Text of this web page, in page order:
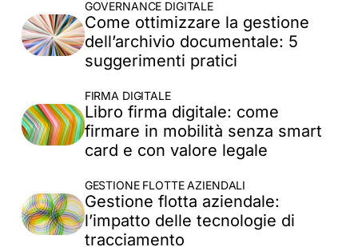
GOVERNANCE DIGITALE
Come ottimizzare la gestione
dell’archivio documentale: 5
suggerimenti pratici
FIRMA DIGITALE
Libro firma digitale: come
firmare in mobilità senza smart
card e con valore legale
GESTIONE FLOTTE AZIENDALI
Gestione flotta aziendale:
l’impatto delle tecnologie di
tracciamento
Compliance e normativa
Firma Digitale
Gestione flotte aziendali